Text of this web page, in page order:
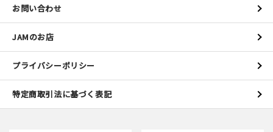
お問い合わせ
JAMのお店
プライバシーポリシー
特定商取引法に基づく表記